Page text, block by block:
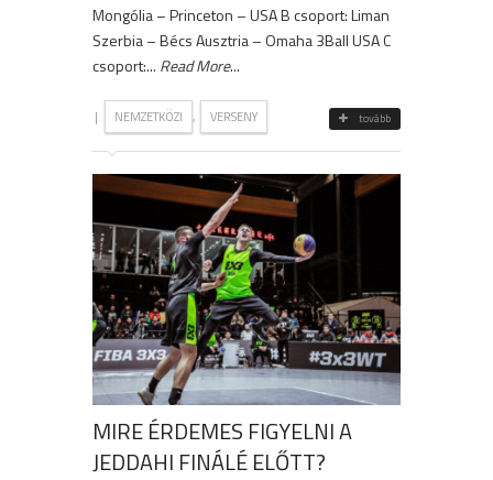
Mongólia – Princeton – USA B csoport: Liman
Szerbia – Bécs Ausztria – Omaha 3Ball USA C
csoport:... Read More...
| NEMZETKÖZI , VERSENY tovább
MIRE ÉRDEMES FIGYELNI A
JEDDAHI FINÁLÉ ELŐTT?